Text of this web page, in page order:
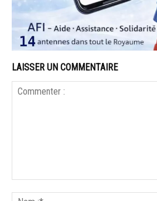
LAISSER UN COMMENTAIRE